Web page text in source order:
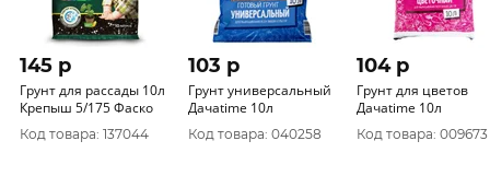
145 p
Грунт для рассады 10л
Крепыш 5/175 Фаско
Код товара: 137044
103 p
Грунт универсальный
Дачаtime 10л
Код товара: 040258
104 p
Грунт для цветов
Дачаtime 10л
Код товара: 009673